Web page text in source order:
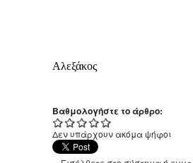
Αλεξάκος
Βαθμολογήστε το άρθρο:
Δεν υπάρχουν ακόμα ψήφοι